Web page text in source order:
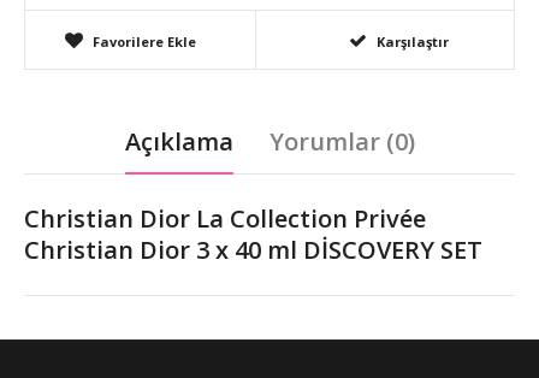
Favorilere Ekle Karşılaştır
Açıklama Yorumlar (0)
Christian Dior La Collection Privée
Christian Dior 3 x 40 ml DİSCOVERY SET